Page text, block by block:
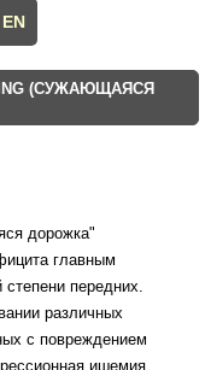
EN
(СУЖАЮЩАЯСЯ
дорожка"
главным
передних.
различных
с повреждением
ишемия,